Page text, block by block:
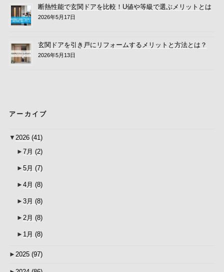
断熱性能で玄関ドアを比較！U値や等級で選ぶメリットとは
2026年5月17日
玄関ドアを引き戸にリフォームするメリットと方法とは？
2026年5月13日
アーカイブ
▼ 2026 (41)
► 7月 (2)
► 5月 (7)
► 4月 (8)
► 3月 (8)
► 2月 (8)
► 1月 (8)
► 2025 (97)